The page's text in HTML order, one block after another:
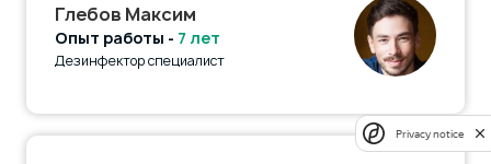
Глебов Максим
Опыт работы - 7 лет
Дезинфектор специалист
Privacy notice